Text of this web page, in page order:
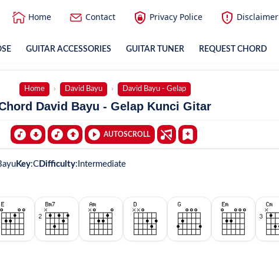
Home Contact Privacy Police Disclaimer
GUITAR ACCESSORIES GUITAR TUNER REQUEST CHORD
Home David Bayu David Bayu - Gelap
David Bayu - Gelap Kunci Gitar
AUTOSCROLL
Key:C Difficulty: Intermediate